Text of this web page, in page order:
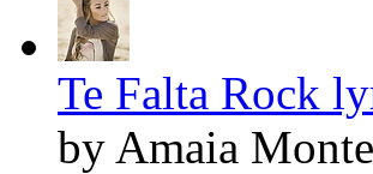
Te Falta Rock
by Amaia